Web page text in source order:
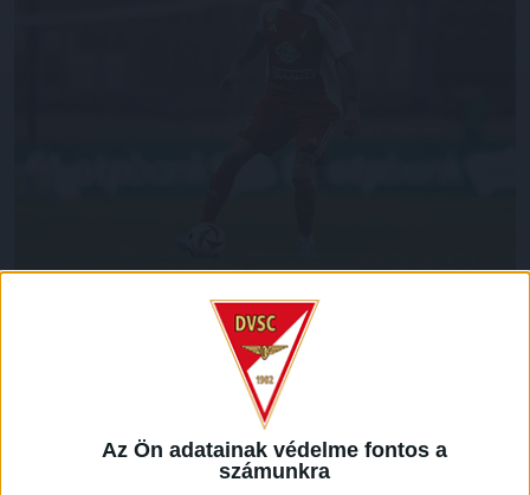
Az Ön adatainak védelme fontos a
számunkra
Túl van az első DVSC-ben lejátszott mérkőzésén Batik
Bence, aki eddig sérülés miatt nem tudott a csapat
rendelkezésére állni. A nyáron igazolt labdarúgó kezdőként
lépett pályára a Zalaegerszeg elleni találkozón, melyen az ő
remek játéka is kellett a 3-1-es győzelemhez.
Az előző volt az első olyan hét, amelyet végig tudtam